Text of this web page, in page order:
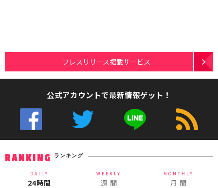
プレスリリース掲載サービス
公式アカウントで最新情報ゲット！
RANKING ランキング
DAILY
24時間
WEEKLY
週 間
MONTHLY
月 間